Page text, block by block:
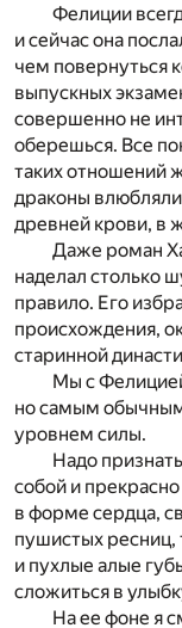
Фелиции
и сейчас она
чем повернуться
выпускных
совершенно не
оберешься. Все
таких отношений
драконы
древней крови, в
Даже роман
наделал столько
правило. Его
происхождения,
старинной
Мы с
но самым
уровнем силы.
Надо
собой и
в форме сердца,
пушистых ресниц,
и пухлые алые
сложиться в
На ее фоне я